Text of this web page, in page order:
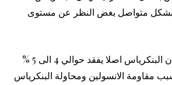
متواصل بغض النظر عن مستوى
يضاف الى هذا, ان البنكرياس اصلا يفقد حوالي 4 الى 5 %
مقاومة الانسولين ومحاولة البنكرياس